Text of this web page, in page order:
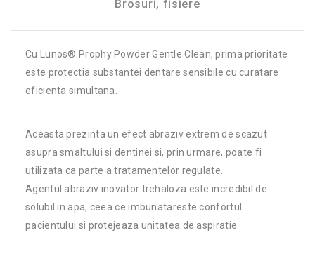
Brosuri, fisiere
Cu Lunos® Prophy Powder Gentle Clean, prima prioritate
este protectia substantei dentare sensibile cu curatare
eficienta simultana.
Aceasta prezinta un efect abraziv extrem de scazut
asupra smaltului si dentinei si, prin urmare, poate fi
utilizata ca parte a tratamentelor regulate.
Agentul abraziv inovator trehaloza este incredibil de
solubil in apa, ceea ce imbunatareste confortul
pacientului si protejeaza unitatea de aspiratie.